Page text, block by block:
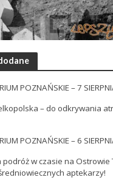
POZNAŃSKIE – 7
– do odkrywania
POZNAŃSKIE – 6
w czasie na Ostrowie
aptekarzy!